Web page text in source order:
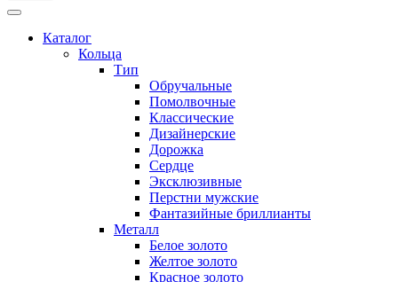
Каталог
Кольца
Тип
Обручальные
Помолвочные
Классические
Дизайнерские
Дорожка
Сердце
Эксклюзивные
Перстни мужские
Фантазийные бриллианты
Металл
Белое золото
Желтое золото
Красное золото